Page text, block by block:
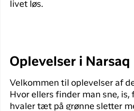
livet løs.
Oplevelser i Narsaq
Velkommen til oplevelser af
Hvor ellers finder man sne, is,
hvaler tæt på grønne sletter